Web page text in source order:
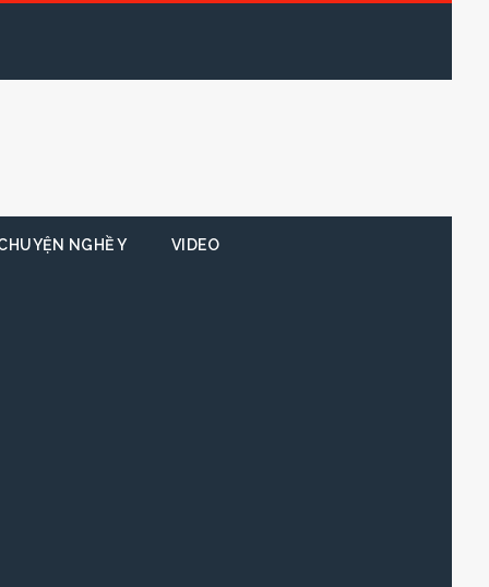
NGHỀ Y VIDEO